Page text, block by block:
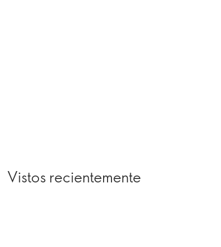
Vistos recientemente